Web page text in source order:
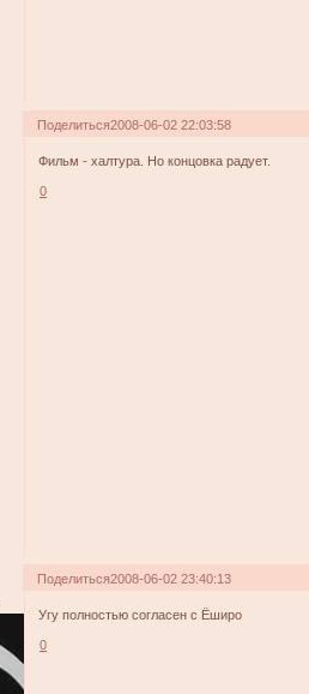
Поделиться2008-06-02 22:03:58
Фильм - халтура. Но концовка радует.
0
Поделиться2008-06-02 23:40:13
Угу полностью согласен с Ёширо
0